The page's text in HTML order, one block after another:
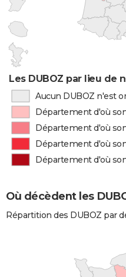
Les DUBOZ par lieu de
Aucun DUBOZ n'est
Département d'où
Département d'où
Département d'où
Département d'où
Où décèdent les
Répartition des DUBOZ par